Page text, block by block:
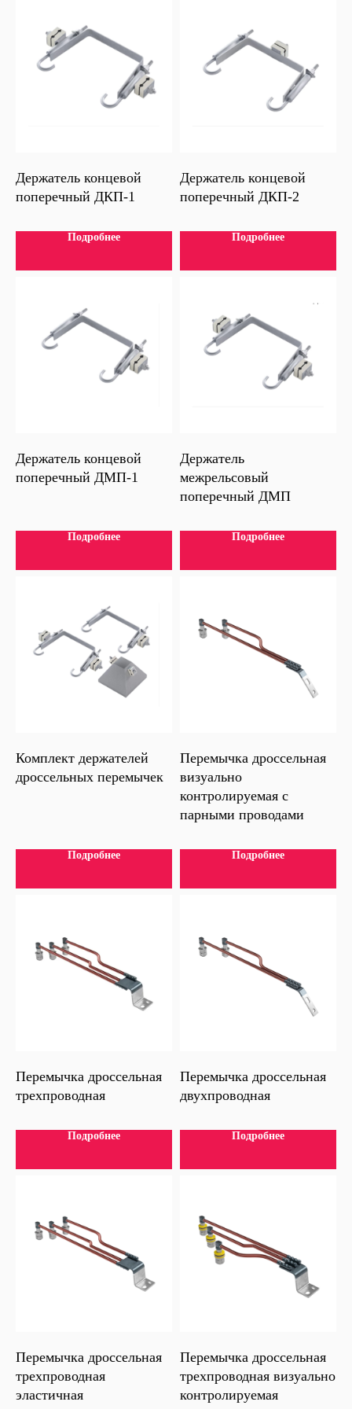
Держатель концевой
поперечный ДКП-1
Подробнее
Держатель концевой
поперечный ДКП-2
Подробнее
Держатель концевой
поперечный ДМП-1
Подробнее
Держатель
межрельсовый
поперечный ДМП
Подробнее
Комплект держателей
дроссельных перемычек
Подробнее
Перемычка дроссельная
визуально
контролируемая с
парными проводами
Подробнее
Перемычка дроссельная
трехпроводная
Подробнее
Перемычка дроссельная
двухпроводная
Подробнее
Перемычка дроссельная
трехпроводная
эластичная
Перемычка дроссельная
трехпроводная визуально
контролируемая
Нужна помощь
с выбором?
Единый телефон: 8 (495) 223-09-47